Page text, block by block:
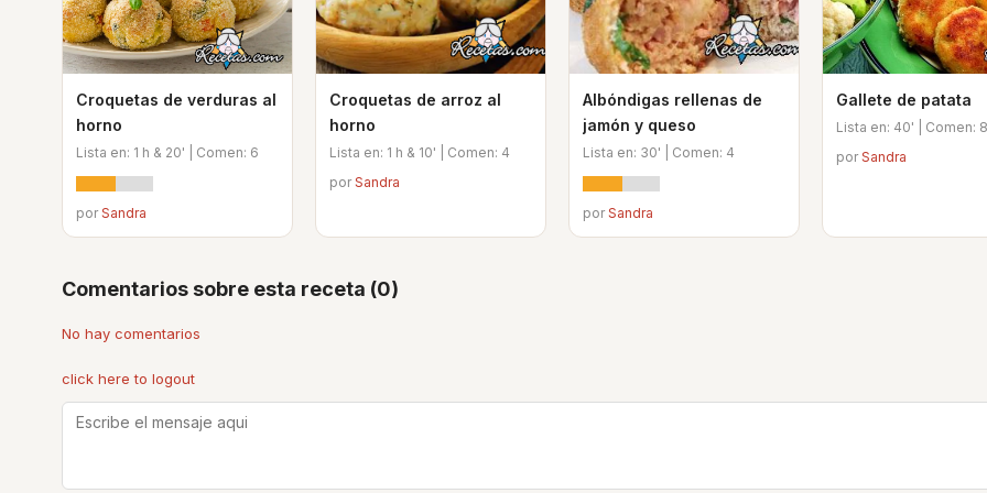
Croquetas de verduras al
horno
Lista en: 1 h & 20' | Comen: 6
porSandra
Croquetas de arroz al
horno
Lista en: 1 h & 10' | Comen: 4
porSandra
Albóndigas rellenas de
jamón y queso
Lista en: 30' | Comen: 4
porSandra
Gallete de patata
Lista en: 40' | Comen: 8
porSandra
Comentarios sobre esta receta (0)
No hay comentarios
click here to logout